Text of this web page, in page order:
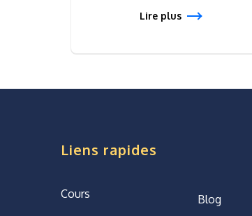
Lire plus
Liens rapides
Cours
Blog